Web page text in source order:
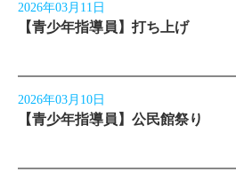
2026年03月11日
【青少年指導員】打ち上げ
2026年03月10日
【青少年指導員】公民館祭り